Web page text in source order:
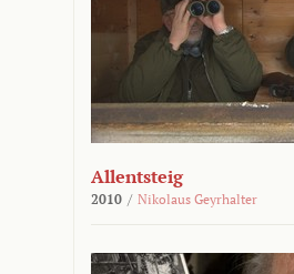
Allentsteig
2010 / Nikolaus Geyrhalter